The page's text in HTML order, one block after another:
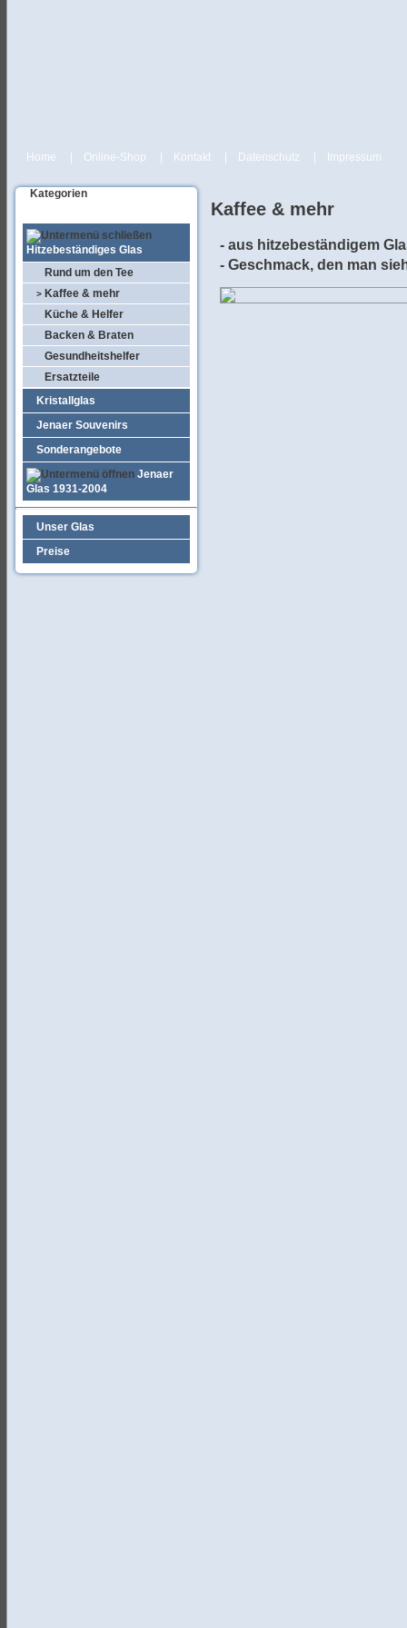
Home Online-Shop Kontakt Datenschutz Impressum
Kategorien
Hitzebeständiges Glas
Rund um den Tee
> Kaffee & mehr
Küche & Helfer
Backen & Braten
Gesundheitshelfer
Ersatzteile
Kristallglas
Jenaer Souvenirs
Sonderangebote
Jenaer
Glas 1931-2004
Unser Glas
Preise
Kaffee & mehr
- aus hitzebeständigem
- Geschmack, den man